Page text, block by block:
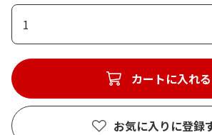
1
カートに入れる
お気に入りに登録